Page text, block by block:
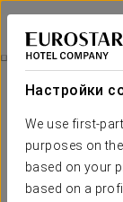
Настройки
We use first-
purposes on
based on your
based on a
Eurostars
ПАМПЛОНА
Массаж Ног